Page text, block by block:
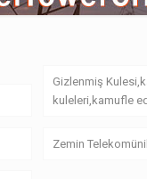
Gizlenmiş
kuleleri,kamufle
Zemin